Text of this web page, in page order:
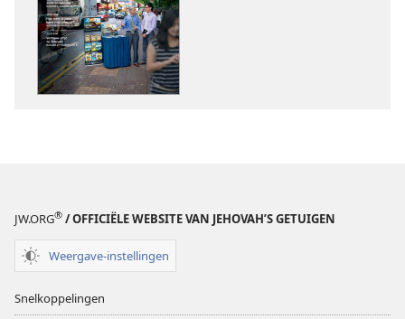
JW.ORG® / OFFICIËLE WEBSITE VAN JEHOVAH’S GETUIGEN
Weergave-instellingen
Snelkoppelingen